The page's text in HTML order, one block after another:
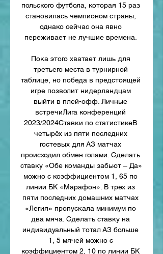
польского футбола, которая 15 раз
становилась чемпионом страны,
однако сейчас она явно
переживает не лучшие времена.
Пока этого хватает лишь для
третьего места в турнирной
таблице, но победа в предстоящей
игре позволит нидерландцам
выйти в плей-офф. Личные
встречиЛига конференций
2023/2024Ставки по статистикеВ
четырёх из пяти последних
гостевых для АЗ матчах
происходил обмен голами. Сделать
ставку «Обе команды забьют – Да»
можно с коэффициентом 1, 65 по
линии БК «Марафон». В трёх из
пяти последних домашних матчах
«Легия» пропускала минимум по
два мяча. Сделать ставку на
индивидуальный тотал АЗ больше
1, 5 мячей можно с
коэффициентом 2, 10 по линии БК